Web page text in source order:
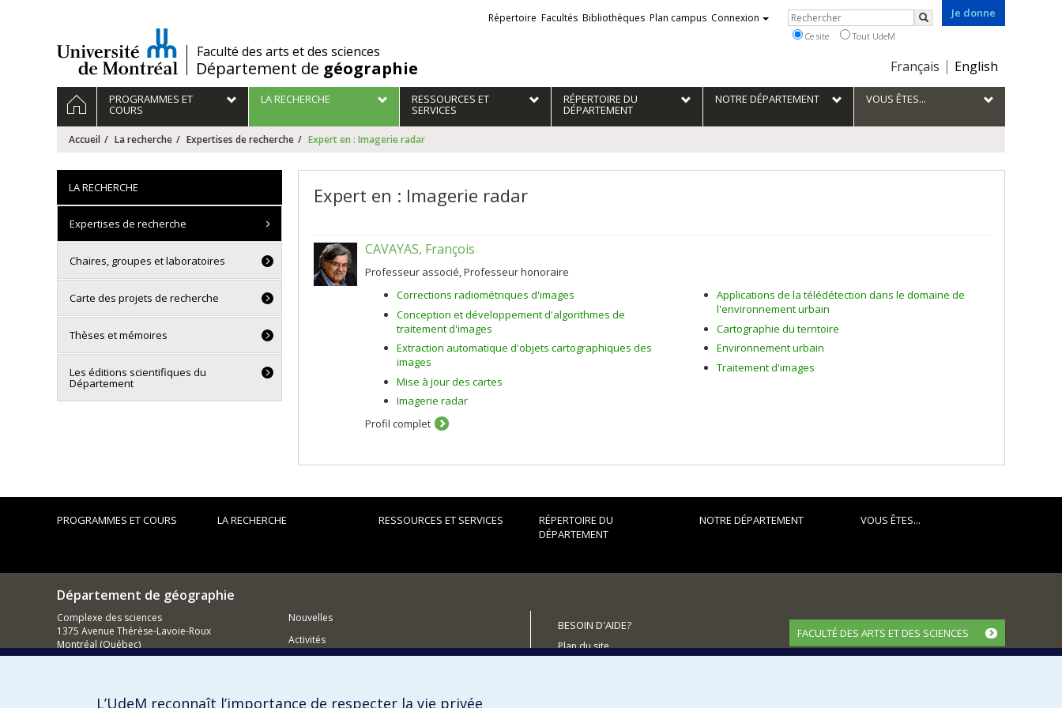
/Faculté des arts et des sciences
Département de géographie
Je donne
Choix
la
langue
Français English
Liens
externes
Répertoire Facultés Bibliothèques Plan campus Connexion Rechercher
Rechercher
Ce site Tout UdeM
Navigation
principale
ACCUEILPROGRAMMES ET
COURS
LA RECHERCHE RESSOURCES ET
SERVICES
RÉPERTOIRE DU
DÉPARTEMENT
NOTRE DÉPARTEMENT VOUS ÊTES...
Accueil La recherche Expertises de recherche Expert en : Imagerie radar
Expert en : Imagerie radar
CAVAYAS, François
Professeur associé, Professeur honoraire
Corrections radiométriques d'images
Conception et développement d'algorithmes de
traitement d'images
Extraction automatique d'objets cartographiques des
images
Mise à jour des cartes
Imagerie radar
Applications de la télédétection dans le domaine de
l'environnement urbain
Cartographie du territoire
Environnement urbain
Traitement d'images
Profil complet
LA RECHERCHE
Expertises de recherche
Chaires, groupes et laboratoires
Carte des projets de recherche
Thèses et mémoires
Les éditions scientifiques du
Département
PROGRAMMES ET COURS LA RECHERCHE RESSOURCES ET SERVICES
RÉPERTOIRE DU
DÉPARTEMENT
NOTRE DÉPARTEMENT VOUS ÊTES...
Département de géographie
Complexe des sciences
1375 Avenue Thérèse-Lavoie-Roux
Montréal (Québec)
H2V 0B3
Nouvelles
Activités
BESOIN D'AIDE?
Plan du site
FACULTÉ DES ARTS ET DES SCIENCES
L’UdeM reconnaît l’importance de respecter la vie privée